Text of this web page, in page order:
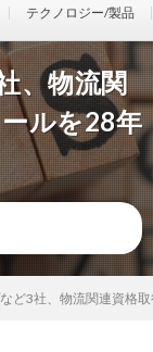
テクノロジー/製品
、物流関
ルを28年
ど3社、物流関連資格